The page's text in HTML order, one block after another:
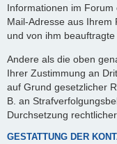
Informationen im Forum
Mail-Adresse aus Ihrem
und von ihm
Andere als die oben
Ihrer Zustimmung an
auf Grund gesetzlicher
B. an
Durchsetzung
GESTATTUNG DER